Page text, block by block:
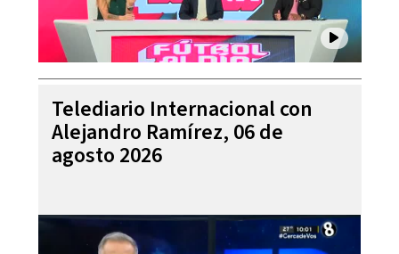
Telediario Internacional con
Alejandro Ramírez, 06 de
agosto 2026